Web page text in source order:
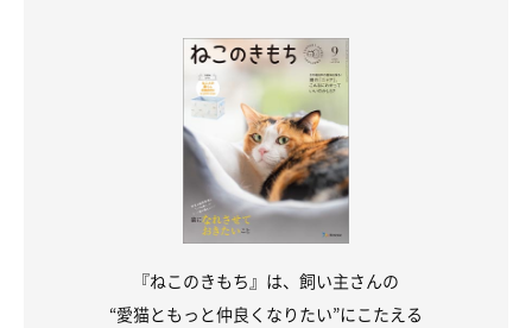
『ねこのきもち』は、飼い主さんの
“愛猫ともっと仲良くなりたい”にこたえる